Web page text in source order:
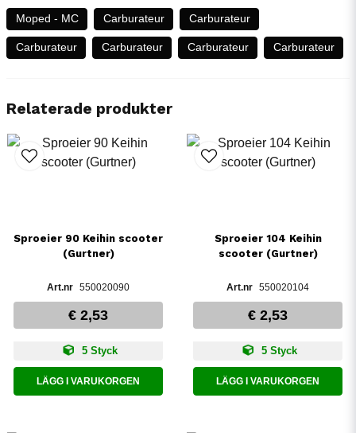
Moped - MC Carburateur Carburateur
Carburateur Carburateur Carburateur Carburateur
Relaterade produkter
Sproeier 90 Keihin scooter
(Gurtner)
550020090
€ 2,53
5 Styck
LÄGG I VARUKORGEN
Sproeier 104 Keihin
scooter (Gurtner)
550020104
€ 2,53
5 Styck
LÄGG I VARUKORGEN